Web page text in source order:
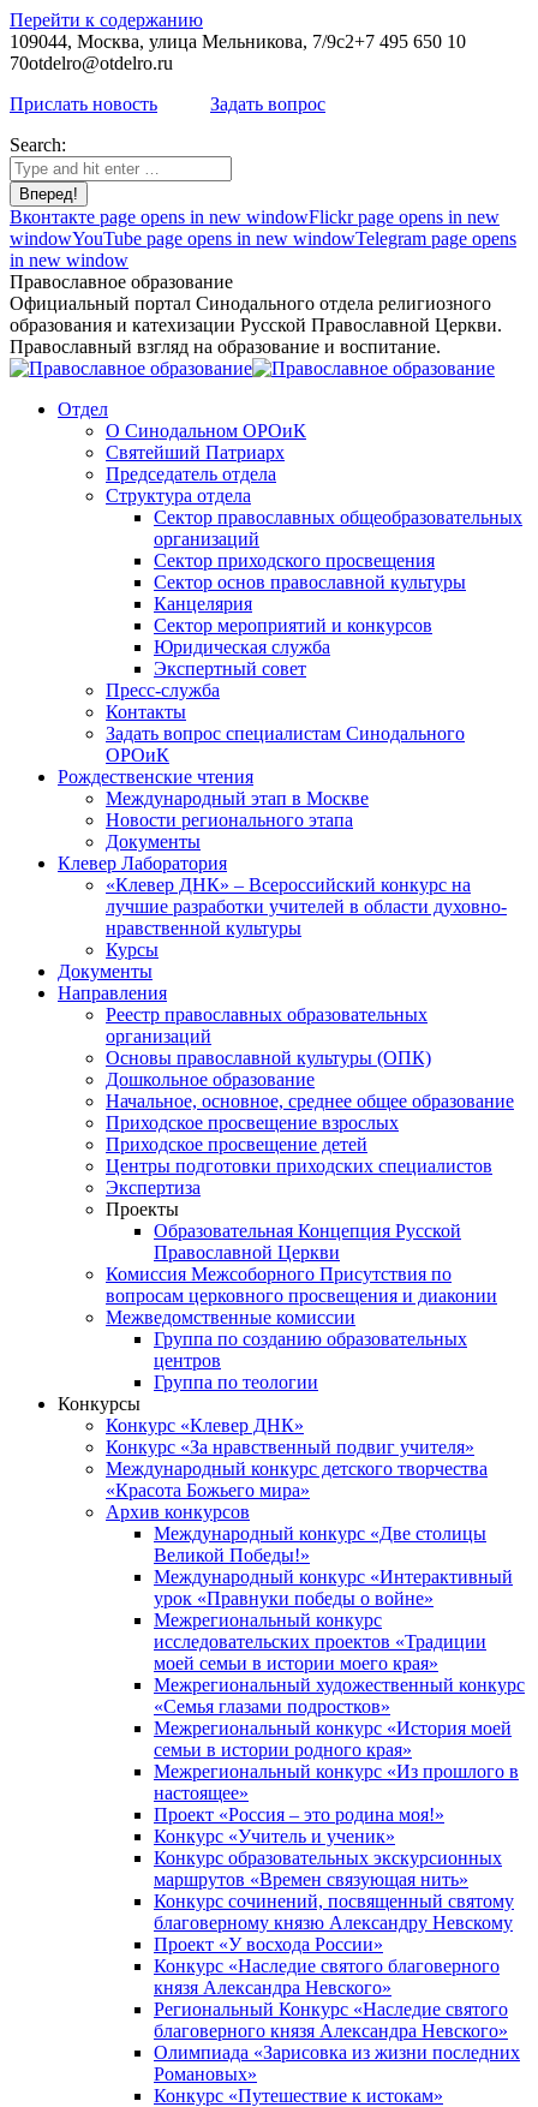
Перейти к содержанию
109044, Москва, улица Мельникова, 7/9с2+7 495 650 10
70otdelro@otdelro.ru
Прислать новость
Задать вопрос
Search:
Вконтакте page opens in new windowFlickr page opens in new
windowYouTube page opens in new windowTelegram page opens
in new window
Православное образование
Официальный портал Синодального отдела религиозного
образования и катехизации Русской Православной Церкви.
Православный взгляд на образование и воспитание.
Отдел
О Синодальном ОРОиК
Святейший Патриарх
Председатель отдела
Структура отдела
Сектор православных общеобразовательных
организаций
Сектор приходского просвещения
Сектор основ православной культуры
Канцелярия
Сектор мероприятий и конкурсов
Юридическая служба
Экспертный совет
Пресс-служба
Контакты
Задать вопрос специалистам Синодального
ОРОиК
Рождественские чтения
Международный этап в Москве
Новости регионального этапа
Документы
Клевер Лаборатория
«Клевер ДНК» – Всероссийский конкурс на
лучшие разработки учителей в области духовно-
нравственной культуры
Курсы
Документы
Направления
Реестр православных образовательных
организаций
Основы православной культуры (ОПК)
Дошкольное образование
Начальное, основное, среднее общее образование
Приходское просвещение взрослых
Приходское просвещение детей
Центры подготовки приходских специалистов
Экспертиза
Проекты
Образовательная Концепция Русской
Православной Церкви
Комиссия Межсоборного Присутствия по
вопросам церковного просвещения и диаконии
Межведомственные комиссии
Группа по созданию образовательных
центров
Группа по теологии
Конкурсы
Конкурс «Клевер ДНК»
Конкурс «За нравственный подвиг учителя»
Международный конкурс детского творчества
«Красота Божьего мира»
Архив конкурсов
Международный конкурс «Две столицы
Великой Победы!»
Международный конкурс «Интерактивный
урок «Правнуки победы о войне»
Межрегиональный конкурс
исследовательских проектов «Традиции
моей семьи в истории моего края»
Межрегиональный художественный конкурс
«Семья глазами подростков»
Межрегиональный конкурс «История моей
семьи в истории родного края»
Межрегиональный конкурс «Из прошлого в
настоящее»
Проект «Россия – это родина моя!»
Конкурс «Учитель и ученик»
Конкурс образовательных экскурсионных
маршрутов «Времен связующая нить»
Конкурс сочинений, посвященный святому
благоверному князю Александру Невскому
Проект «У восхода России»
Конкурс «Наследие святого благоверного
князя Александра Невского»
Региональный Конкурс «Наследие святого
благоверного князя Александра Невского»
Олимпиада «Зарисовка из жизни последних
Романовых»
Конкурс «Путешествие к истокам»